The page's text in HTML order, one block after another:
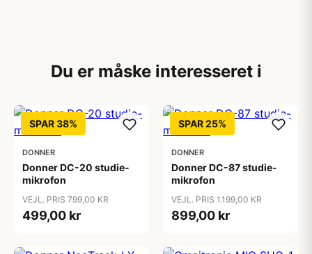
Du er måske interesseret i
SPAR 38%
DONNER
Donner DC-20 studie-
mikrofon
VEJL. PRIS 799,00 KR
499,00 kr
SPAR 25%
DONNER
Donner DC-87 studie-
mikrofon
VEJL. PRIS 1.199,00 KR
899,00 kr